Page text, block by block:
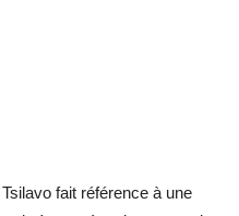
fait référence à une